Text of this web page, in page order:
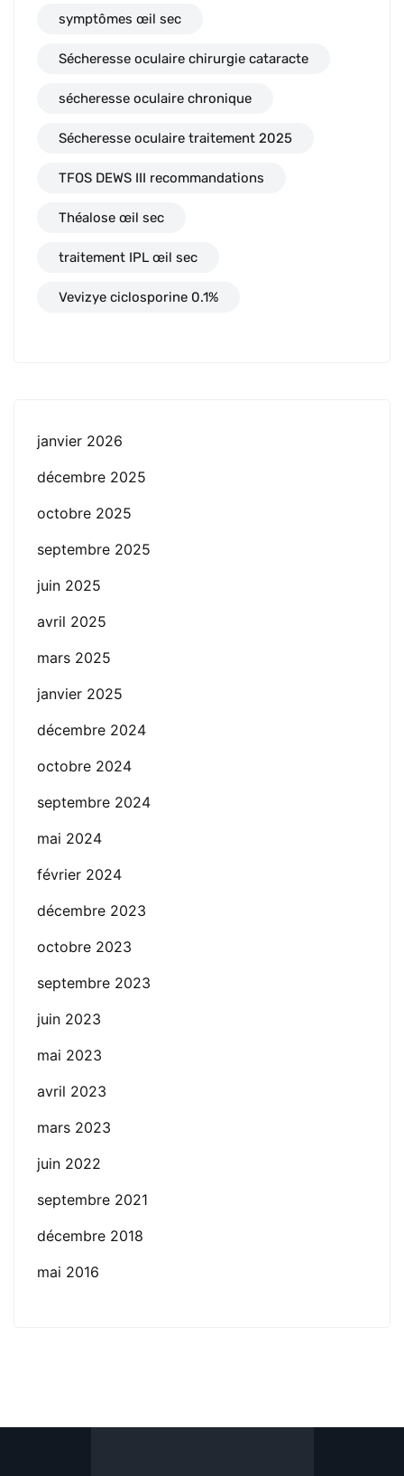
symptômes œil sec
Sécheresse oculaire chirurgie cataracte
sécheresse oculaire chronique
Sécheresse oculaire traitement 2025
TFOS DEWS III recommandations
Théalose œil sec
traitement IPL œil sec
Vevizye ciclosporine 0.1%
janvier 2026
décembre 2025
octobre 2025
septembre 2025
juin 2025
avril 2025
mars 2025
janvier 2025
décembre 2024
octobre 2024
septembre 2024
mai 2024
février 2024
décembre 2023
octobre 2023
septembre 2023
juin 2023
mai 2023
avril 2023
mars 2023
juin 2022
septembre 2021
décembre 2018
mai 2016